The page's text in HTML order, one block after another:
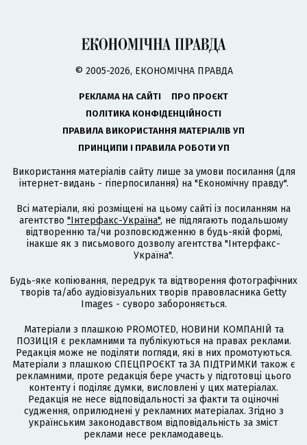
© 2005-2026, ЕКОНОМІЧНА ПРАВДА
РЕКЛАМА НА САЙТІ
ПРО ПРОЄКТ
ПОЛІТИКА КОНФІДЕНЦІЙНОСТІ
ПРАВИЛА ВИКОРИСТАННЯ МАТЕРІАЛІВ УП
ПРИНЦИПИ І ПРАВИЛА РОБОТИ УП
Використання матеріалів сайту лише за умови посилання (для
інтернет-видань - гіперпосилання) на "Економічну правду".
Всі матеріали, які розміщені на цьому сайті із посиланням на
агентство "Інтерфакс-Україна", не підлягають подальшому
відтворенню та/чи розповсюдженню в будь-якій формі,
інакше як з письмового дозволу агентства "Інтерфакс-
Україна".
Будь-яке копіювання, передрук та відтворення фотографічних
творів та/або аудіовізуальних творів правовласника Getty
Images - суворо забороняється.
Матеріали з плашкою PROMOTED, НОВИНИ КОМПАНІЙ та
ПОЗИЦІЯ є рекламними та публікуються на правах реклами.
Редакція може не поділяти погляди, які в них промотуються.
Матеріали з плашкою СПЕЦПРОЄКТ та ЗА ПІДТРИМКИ також є
рекламними, проте редакція бере участь у підготовці цього
контенту і поділяє думки, висловлені у цих матеріалах.
Редакція не несе відповідальності за факти та оціночні
судження, оприлюднені у рекламних матеріалах. Згідно з
українським законодавством відповідальність за зміст
реклами несе рекламодавець.